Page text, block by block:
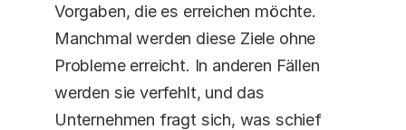
Vorgaben, die es erreichen möchte.
Manchmal werden diese Ziele ohne
Probleme erreicht. In anderen Fällen
werden sie verfehlt, und das
Unternehmen fragt sich, was schief